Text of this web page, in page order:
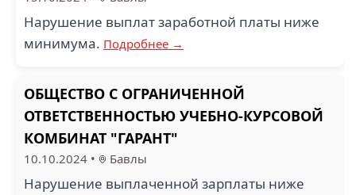
Нарушение выплат заработной платы ниже
минимума. Подробнее →
ОБЩЕСТВО С ОГРАНИЧЕННОЙ
ОТВЕТСТВЕННОСТЬЮ УЧЕБНО-КУРСОВОЙ
КОМБИНАТ "ГАРАНТ"
10.10.2024 • Бавлы
Нарушение выплаченной зарплаты ниже